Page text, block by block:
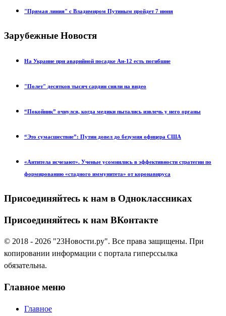
"Прямая линия" с Владимиром Путиным пройдет 7 июня
Зарубежные Новостя
На Украине при аварийной посадке Ан-12 есть погибшие
"Полет" десятков тысяч сардин сняли на видео
“Покойник” очнулся, когда медики пытались извлечь у него органы
“Это сумасшествие”: Путин довел до безумия офицера США
«Антитела исчезают». Ученые усомнились в эффективности стратегии по
формированию «стадного иммунитета» от коронавируса
Присоединяйтесь к нам в Одноклассниках
Присоединяйтесь к нам ВКонтакте
© 2018 - 2026 "23Новости.ру". Все права защищены. При
копировании информации с портала гиперссылка
обязательна.
Главное меню
Главное